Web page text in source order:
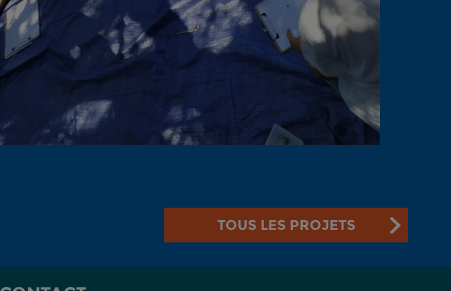
TOUS LES PROJETS